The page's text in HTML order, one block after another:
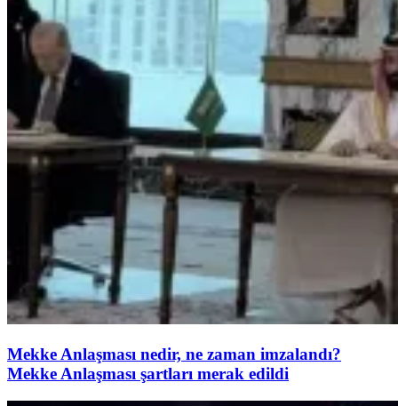
Mekke Anlaşması nedir, ne zaman imzalandı?
Mekke Anlaşması şartları merak edildi